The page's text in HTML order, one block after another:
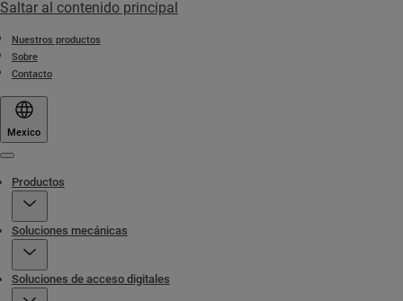
Saltar al contenido principal
Nuestros productos
Sobre
Contacto
Mexico
Productos
Soluciones mecánicas
Soluciones de acceso digitales